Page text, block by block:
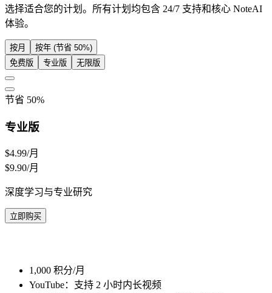
选择适合您的计划。所有计划均包含 24/7 支持和核心 NoteAI
体验。
按月
按年 (节省 50%)
免费版
专业版 无限版
节省 50%
专业版
$4.99/月
$9.90/月
深度学习与专业研究
立即购买
1,000 积分/月
YouTube：支持 2 小时内长视频